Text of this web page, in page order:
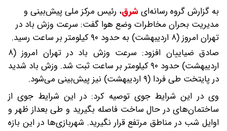
به گزارش گروه رسانه‌ایشرق، رئیس مرکز ملی پیش‌بینی و
مدیریت بحران مخاطرات وضع هوا گفت: سرعت وزش باد در
تهران امروز (۸ اردیبهشت) به حدود ۹۰ کیلومتر بر ساعت رسید.
صادق ضیاییان افزود: سرعت وزش باد در تهران امروز (۸
اردیبهشت) حدود ۹۰ کیلومتر بر ساعت ثبت شد. وزش باد شدید
در پایتخت طی فردا (۹ اردیبهشت) نیز پیش‌بینی می‌شود.
وی در این شرایط جوی توصیه کرد: در این شرایط جوی از
ساختمان‌های در حال ساخت فاصله بگیرید و طی بعداز ظهر و
اوایل شب در مناطق مرتفع قرار نگیرید. شهربازی‌ها در این بازه